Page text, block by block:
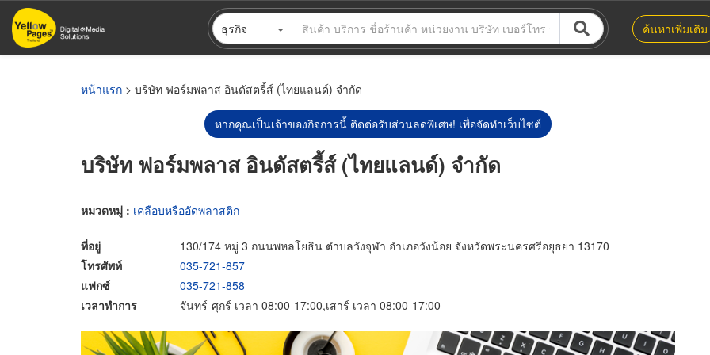
ข้าม
ไป
ธุรกิจ ค้นหาเพิ่มเติม
หน้าแรก > บริษัท ฟอร์มพลาส อินดัสตรี้ส์ (ไทยแลนด์) จำกัด
หากคุณเป็นเจ้าของกิจการนี้ ติดต่อรับส่วนลดพิเศษ! เพื่อจัดทำเว็บไซต์
บริษัท ฟอร์มพลาส อินดัสตรี้ส์ (ไทยแลนด์) จำกัด
หมวดหมู่ : เคลือบหรืออัดพลาสติก
ที่อยู่
130/174 หมู่ 3 ถนนพหลโยธิน ตำบลวังจุฬา อำเภอวังน้อย จังหวัดพระนครศรีอยุธยา 13170
โทรศัพท์
035-721-857
แฟกซ์
035-721-858
เวลาทำการ
จันทร์-ศุกร์ เวลา 08:00-17:00,เสาร์ เวลา 08:00-17:00